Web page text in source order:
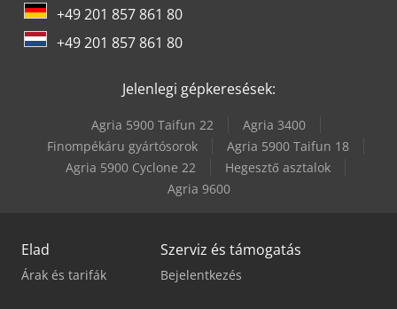
+49 201 857 861 80
+49 201 857 861 80
Jelenlegi gépkeresések:
Agria 5900 Taifun 22
Agria 3400
Finompékáru gyártósorok
Agria 5900 Taifun 18
Agria 5900 Cyclone 22
Hegesztő asztalok
Agria 9600
Elad
Árak és tarifák
Szerviz és támogatás
Bejelentkezés